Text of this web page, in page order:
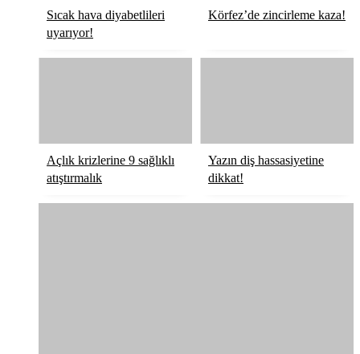
Sıcak hava diyabetlileri
uyarıyor!
Körfez’de zincirleme kaza!
Açlık krizlerine 9 sağlıklı
atıştırmalık
Yazın diş hassasiyetine
dikkat!